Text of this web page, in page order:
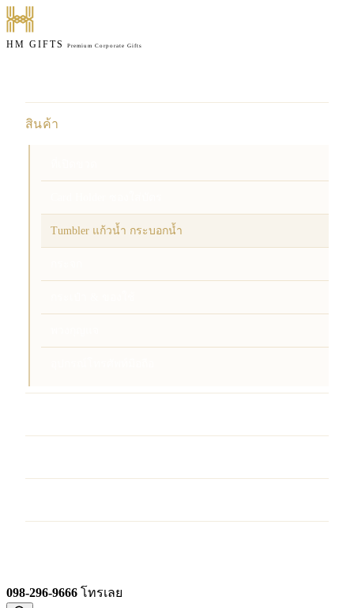
HM GIFTS Premium Corporate Gifts
สินค้า
Tumbler แก้วน้ำ กระบอกน้ำ
098-296-9666 โทรเลย